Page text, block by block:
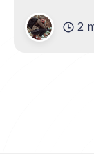
change
2